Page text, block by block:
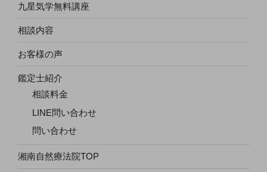
九星気学無料講座
相談内容
お客様の声
鑑定士紹介
相談料金
LINE問い合わせ
問い合わせ
湘南自然療法院TOP